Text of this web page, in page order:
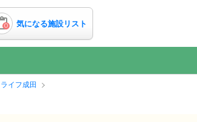
0 気になる施設リスト
イフ成田